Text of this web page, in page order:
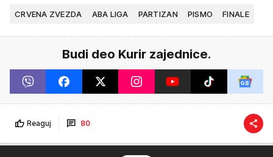
CRVENA ZVEZDA ABA LIGA PARTIZAN PISMO FINALE
Budi deo Kurir zajednice.
Reaguj 80